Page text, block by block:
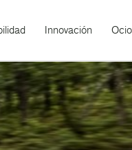
Innovación Ocio